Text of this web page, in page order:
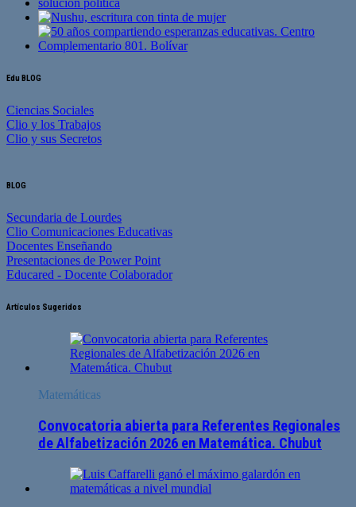
Edu BLOG
Ciencias Sociales
Clio y los Trabajos
Clio y sus Secretos
BLOG
Secundaria de Lourdes
Clio Comunicaciones Educativas
Docentes Enseñando
Presentaciones de Power Point
Educared - Docente Colaborador
Artículos Sugeridos
Matemáticas
Convocatoria abierta para Referentes Regionales
de Alfabetización 2026 en Matemática. Chubut